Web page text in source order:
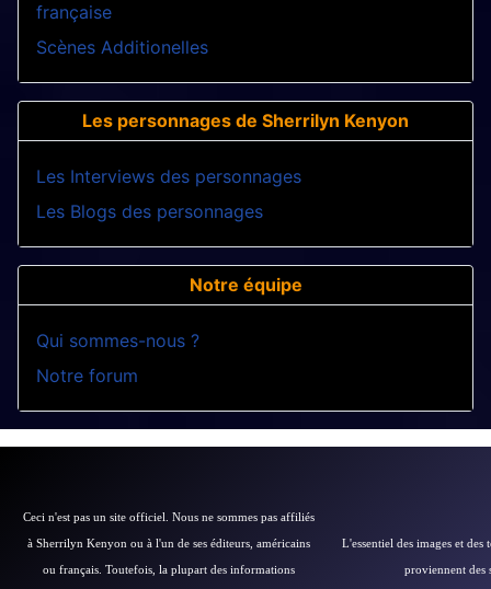
française
Scènes Additionelles
Les personnages de Sherrilyn Kenyon
Les Interviews des personnages
Les Blogs des personnages
Notre équipe
Qui sommes-nous ?
Notre forum
Ceci n'est pas un site officiel. Nous ne sommes pas affiliés
à Sherrilyn Kenyon ou à l'un de ses éditeurs, américains
ou français. Toutefois, la plupart des informations
L'essentiel des images et
proviennent des